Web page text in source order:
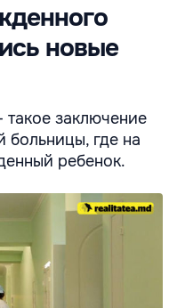
новые
заключение
больницы, где на
ребенок.